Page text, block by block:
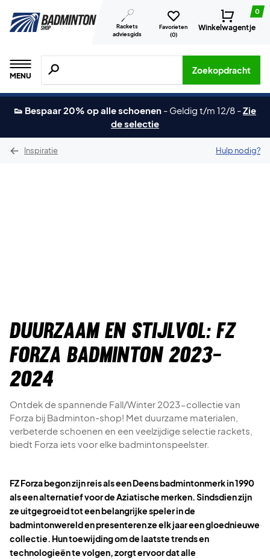
Rackets
adviesgids
Favorieten
(0)
0
Winkelwagentje
MENU
Zoeken naar producten, merken etc.
Zoekopdracht
👟 Bespaar 20% op alle schoenen - Geldig t/m 12/8 -Zie
de selectie
Inspiratie Hulp nodig?
Duurzaam en Stijlvol: FZ
Forza Badminton 2023-
2024
Ontdek de spannende Fall/Winter 2023-collectie van
Forza bij Badminton-shop! Met duurzame materialen,
verbeterde schoenen en een veelzijdige selectie rackets,
biedt Forza iets voor elke badmintonspeelster.
FZ Forza begon zijn reis als een Deens badmintonmerk in 1990
als een alternatief voor de Aziatische merken. Sindsdien zijn
ze uitgegroeid tot een belangrijke speler in de
badmintonwereld en presenteren ze elk jaar een gloednieuwe
collectie. Hun toewijding om de laatste trends en
technologieën te volgen, zorgt ervoor dat alle